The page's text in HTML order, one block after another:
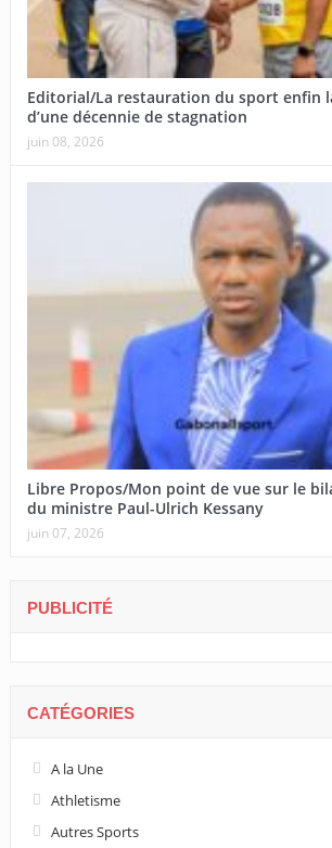
Editorial/La restauration du sport enfin
d’une décennie de stagnation
juin 08, 2026
Libre Propos/Mon point de vue sur le
du ministre Paul-Ulrich Kessany
juin 07, 2026
PUBLICITÉ
CATÉGORIES
A la Une
Athletisme
Autres Sports